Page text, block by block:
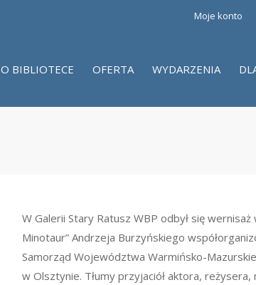
Moje konto
O BIBLIOTECE OFERTA WYDARZENIA
W Galerii Stary Ratusz WBP odbył się wernisaż
Minotaur” Andrzeja Burzyńskiego
Samorząd Województwa Warmińsko-
w Olsztynie. Tłumy przyjaciół aktora, reżysera,